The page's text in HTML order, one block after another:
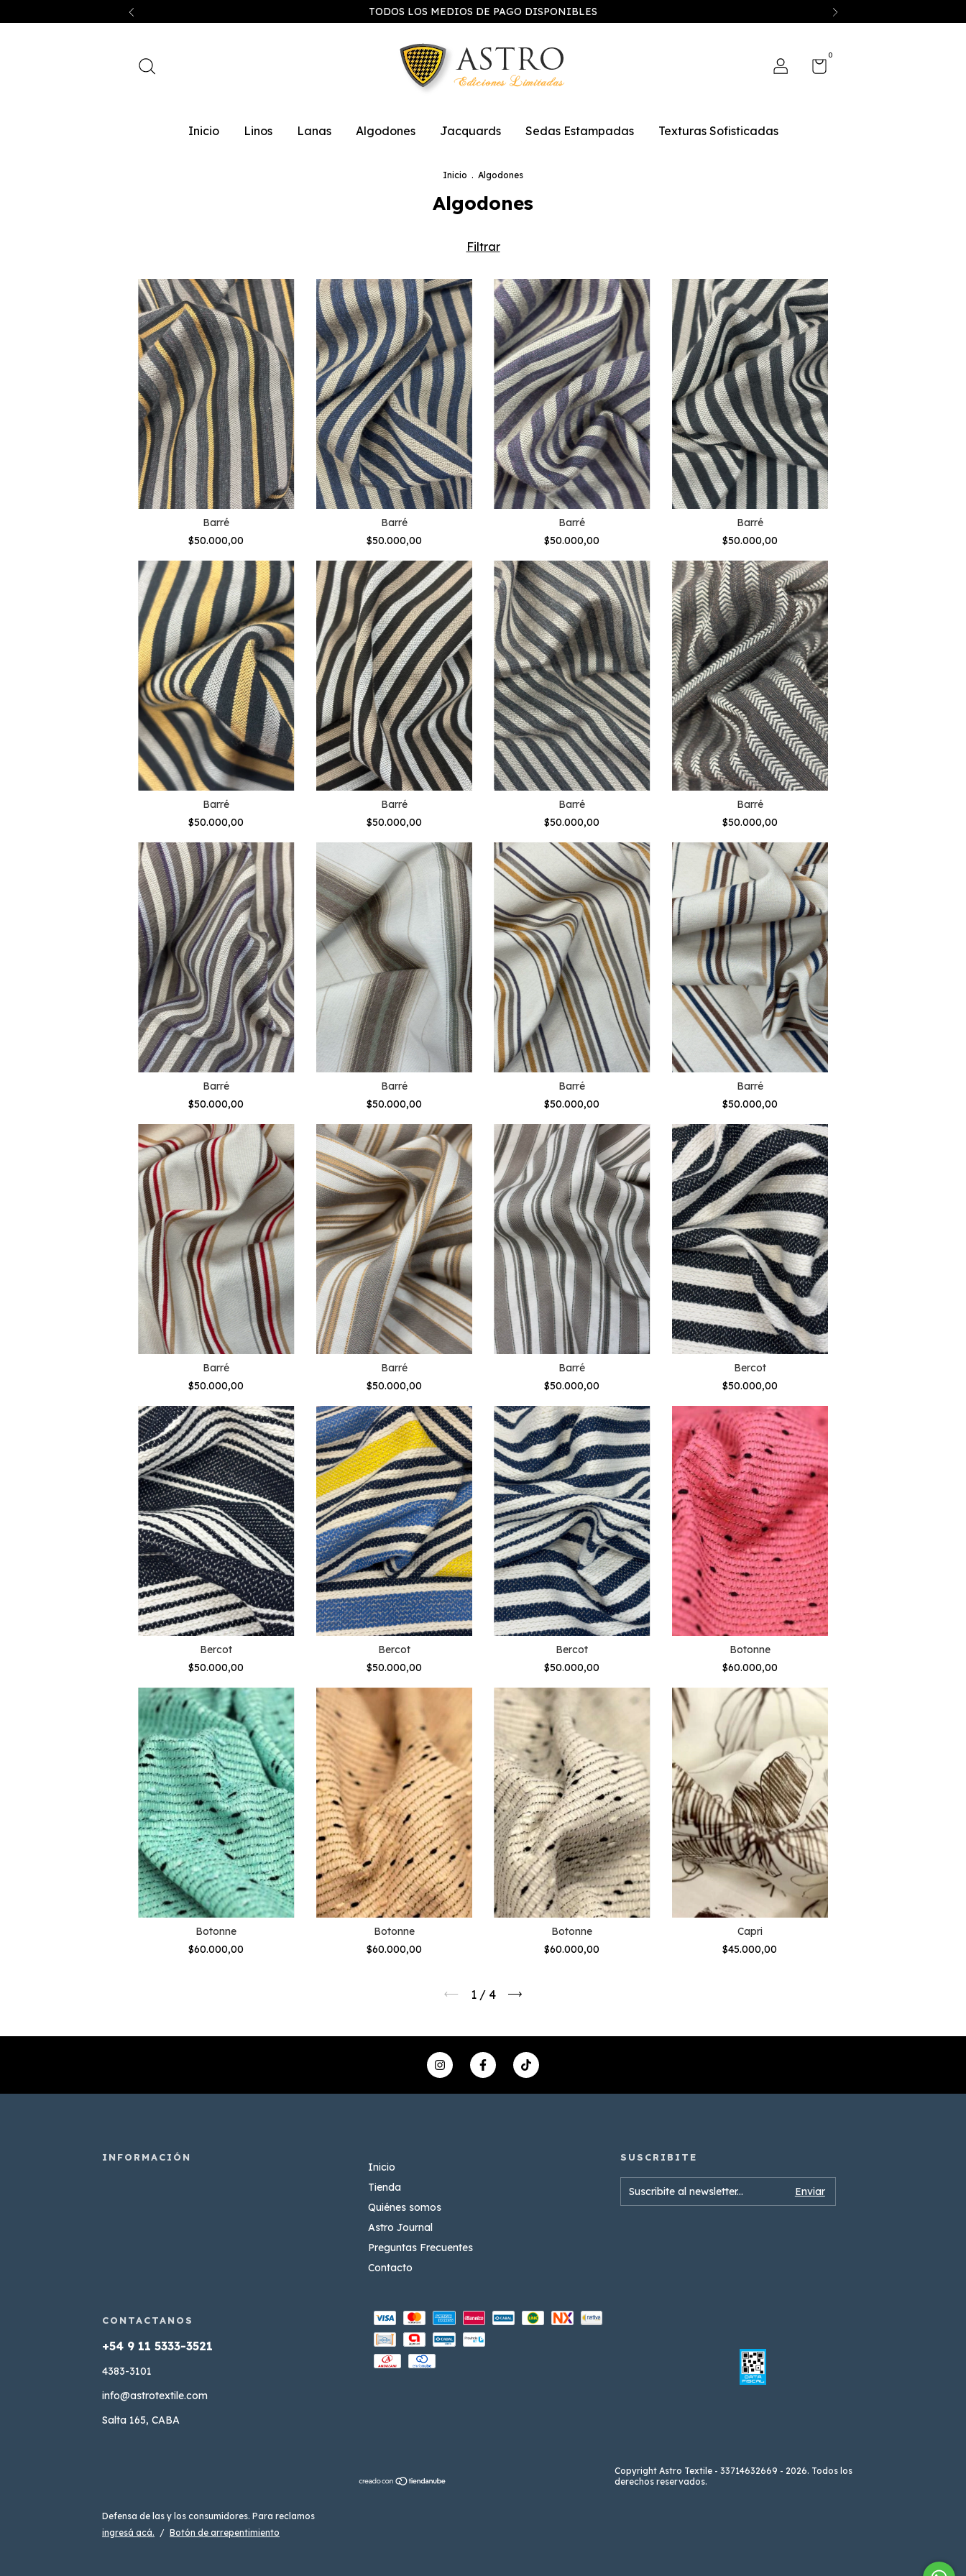
TODOS LOS MEDIOS DE PAGO DISPONIBLES
0
Inicio Linos Lanas Algodones Jacquards Sedas Estampadas Texturas Sofisticadas
Inicio . Algodones
Algodones
Filtrar
Barré
$50.000,00
Barré
$50.000,00
Barré
$50.000,00
Barré
$50.000,00
Barré
$50.000,00
Barré
$50.000,00
Barré
$50.000,00
Barré
$50.000,00
Barré
$50.000,00
Barré
$50.000,00
Barré
$50.000,00
Barré
$50.000,00
Barré
$50.000,00
Barré
$50.000,00
Barré
$50.000,00
Bercot
$50.000,00
Bercot
$50.000,00
Bercot
$50.000,00
Bercot
$50.000,00
Botonne
$60.000,00
Botonne
$60.000,00
Botonne
$60.000,00
Botonne
$60.000,00
Capri
$45.000,00
1 / 4
Inicio
Tienda
Quiénes somos
Astro Journal
Preguntas Frecuentes
Contacto
4383-3101
info@astrotextile.com
Salta 165, CABA
Copyright Astro Textile - 33714632669 - 2026. Todos los
derechos reservados.
Defensa de las y los consumidores. Para reclamos
ingresá acá. / Botón de arrepentimiento